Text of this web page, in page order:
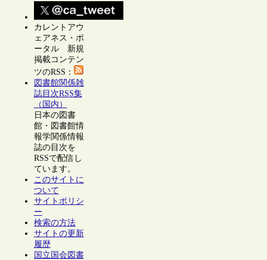
カレントアウ
ェアネス・ポ
ータル 新規
掲載コンテン
ツのRSS：
図書館関係雑
誌目次RSS集
（国内）
日本の図書
館・図書館情
報学関係情報
誌の目次を
RSSで配信し
ています。
このサイトに
ついて
サイトポリシ
ー
検索の方法
サイトの更新
履歴
国立国会図書